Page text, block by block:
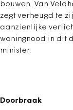
bouwen. Van
zegt verheugd te
aanzienlijke
woningnood in dit
minister.
Doorbraak